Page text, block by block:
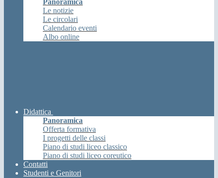
Panoramica
Le notizie
Le circolari
Calendario eventi
Albo online
Didattica
Panoramica
Offerta formativa
I progetti delle classi
Piano di studi liceo classico
Piano di studi liceo coreutico
Contatti
Studenti e Genitori